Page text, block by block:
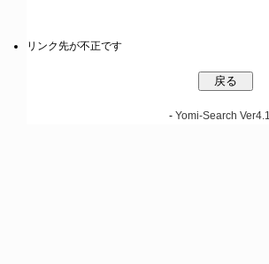
リンク先が不正です
- Yomi-Search